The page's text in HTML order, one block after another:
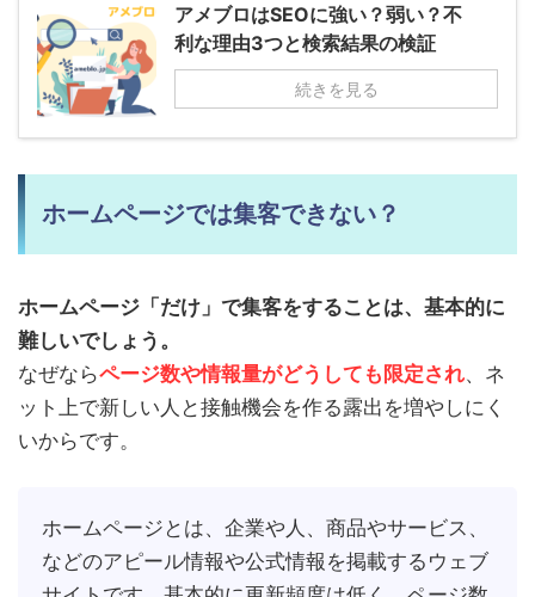
アメブロはSEOに強い？弱い？不
利な理由3つと検索結果の検証
続きを見る
ホームページでは集客できない？
ホームページ「だけ」で集客をすることは、基本的に
難しいでしょう。
なぜならページ数や情報量がどうしても限定され、ネ
ット上で新しい人と接触機会を作る露出を増やしにく
いからです。
ホームページとは、企業や人、商品やサービス、
などのアピール情報や公式情報を掲載するウェブ